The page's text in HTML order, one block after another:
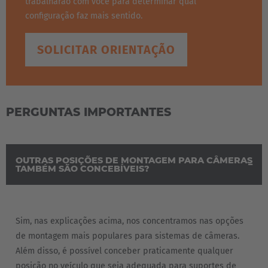
configuração faz mais sentido.
SOLICITAR ORIENTAÇÃO
PERGUNTAS IMPORTANTES
OUTRAS POSIÇÕES DE MONTAGEM PARA CÂMERAS
TAMBÉM SÃO CONCEBÍVEIS?
Sim, nas explicações acima, nos concentramos nas opções
de montagem mais populares para sistemas de câmeras.
Além disso, é possível conceber praticamente qualquer